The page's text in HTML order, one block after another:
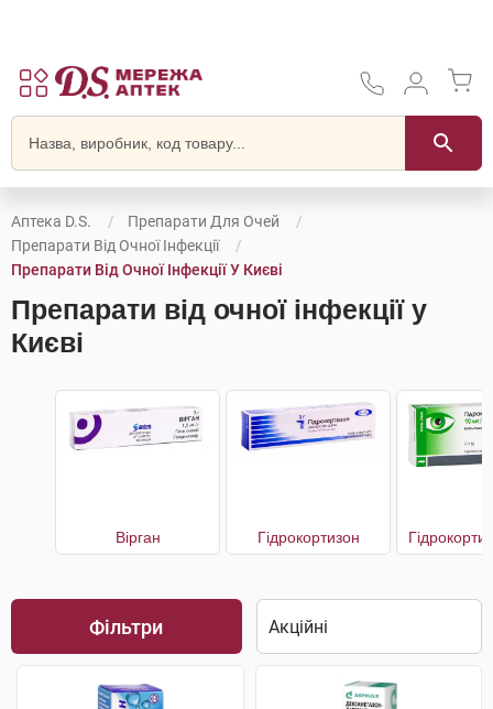
Аптека D.S.
Препарати Для Очей
Препарати Від Очної Інфекції
Препарати Від Очної Інфекції У Києві
Препарати від очної інфекції у
Києві
Вірган Гідрокортизон
Фільтри